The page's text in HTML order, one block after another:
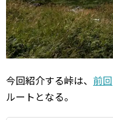
今回紹介する峠は、 前回
ルートとなる。